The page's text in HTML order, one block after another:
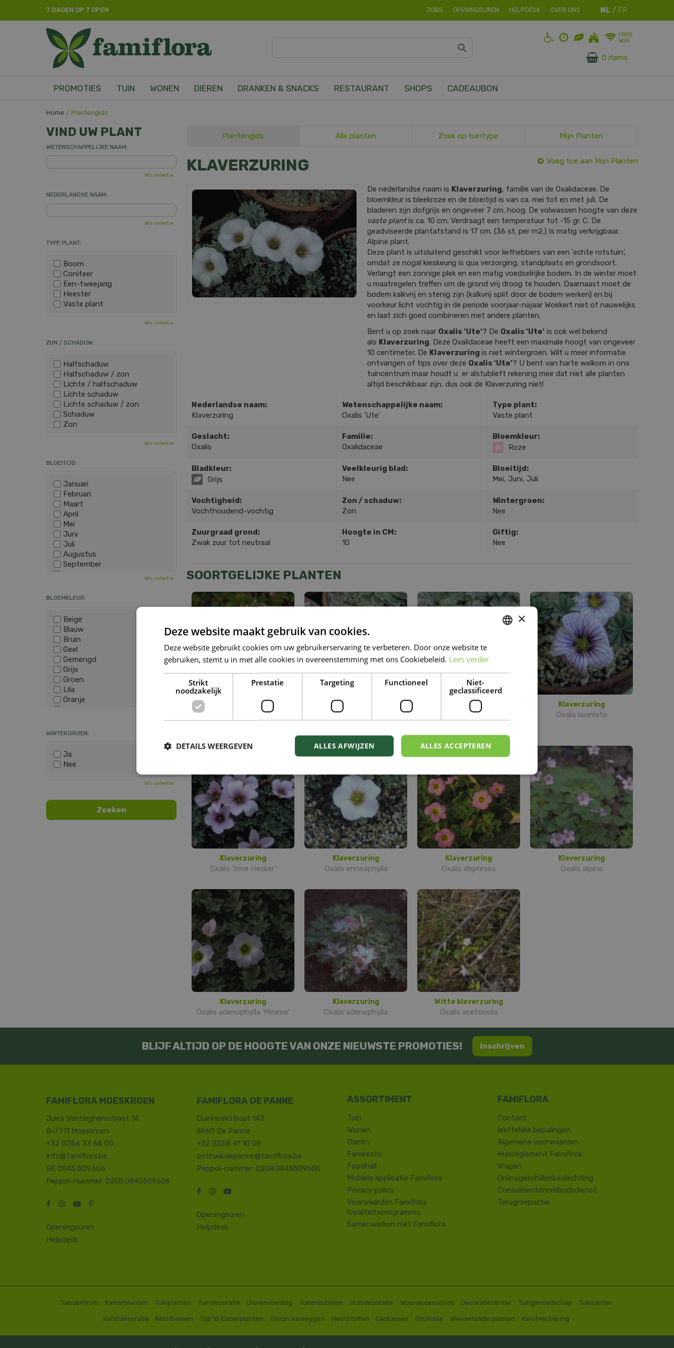
Home Plantengids
7 DAGEN OP 7 OPEN JOBS OPENINGSUREN HELPDESK OVER ONS
FREE
WIFI
0 items
PROMOTIES TUIN WONEN DIEREN DRANKEN & SNACKS RESTAURANT SHOPS CADEAUBON
Plantengids Alle planten Zoek op tuintype Mijn Planten
KLAVERZURING Voeg toe aan Mijn Planten
De nederlandse naam is Klaverzuring, familie van de Oxalidaceae. De
bloemkleur is bleekroze en de bloeitijd is van ca. mei tot en met juli. De
bladeren zijn dofgrijs en ongeveer 7 cm. hoog. De volwassen hoogte van deze
vaste plantis ca. 10 cm. Verdraagt een temperatuur tot -15 gr. C. De
geadviseerde plantafstand is 17 cm. (36 st. per m2.) Is matig verkrijgbaar.
Alpine plant.
Deze plant is uitsluitend geschikt voor liefhebbers van een 'echte rotstuin',
omdat ze nogal kieskeurig is qua verzorging, standplaats en grondsoort.
Verlangt een zonnige plek en een matig voedselrijke bodem. In de winter moet
u maatregelen treffen om de grond vrij droog te houden. Daarnaast moet de
bodem kalkvrij en stenig zijn (kalkvrij split door de bodem werken) en bij
voorkeur licht vochtig in de periode voorjaar-najaar Woekert niet of nauwelijks
en laat zich goed combineren met andere planten.
Bent u op zoek naar Oxalis 'Ute'? De Oxalis 'Ute' is ook wel bekend
als Klaverzuring. Deze Oxalidaceae heeft een maximale hoogt van ongeveer
10 centimeter. De Klaverzuring is niet wintergroen. Wilt u meer informatie
ontvangen of tips over deze Oxalis 'Ute'? U bent van harte welkom in ons
tuincentrum maar houdt u er alstublieft rekening mee dat niet alle planten
altijd beschikbaar zijn, dus ook de Klaverzuring niet!
Nederlandse naam:
Klaverzuring
Wetenschappelijke naam:
Oxalis 'Ute'
Type plant:
Vaste plant
Geslacht:
Oxalis
Familie:
Oxalidaceae
Bloemkleur:
Roze
Bladkleur:
Grijs
Veelkleurig blad:
Nee
Bloeitijd:
Mei, Juni, Juli
Vochtigheid:
Vochthoudend-vochtig
Zon / schaduw:
Zon
Wintergroen:
Nee
Zuurgraad grond:
Zwak zuur tot neutraal
Hoogte in CM:
10
Giftig:
Nee
SOORTGELIJKE PLANTEN
Geluksklavertje
Oxalis tetraphylla 'Iron
Klaverzuring
Oxalis 'Tina'
Klaverzuring
Oxalis patagonica
Klaverzuring
Oxalis laciniata
Klaverzuring
Oxalis 'Ione Hecker'
Klaverzuring
Oxalis enneaphylla
Klaverzuring
Oxalis depressa
Klaverzuring
Oxalis alpina
Klaverzuring
Oxalis adenophylla 'Minima'
Klaverzuring
Oxalis adenophylla
Witte klaverzuring
Oxalis acetosella
VIND UW PLANT
WETENSCHAPPELIJKE NAAM:
Wis selectie
NEDERLANDSE NAAM:
Wis selectie
TYPE PLANT:
Boom
Conifeer
Een-tweejarig
Heester
Vaste plant
Wis selectie
ZON / SCHADUW:
Halfschaduw
Halfschaduw / zon
Lichte / halfschaduw
Lichte schaduw
Lichte schaduw / zon
Schaduw
Zon
Wis selectie
BLOEITIJD:
Januari
Februari
Maart
April
Mei
Juni
Juli
Augustus
September
December
Wis selectie
BLOEMKLEUR:
Beige
Blauw
Bruin
Geel
Gemengd
Grijs
Groen
Lila
Oranje
Roze
Zwart
WINTERGROEN:
Ja
Nee
Wis selectie
BLIJF ALTIJD OP DE HOOGTE VAN ONZE NIEUWSTE PROMOTIES! Inschrijven
FAMIFLORA MOESKROEN
Jules Vantieghemstraat 14
B-7711 Moeskroen
+32 (0)56 33 66 00
info@famiflora.be
BE 0845.509.606
Peppol-nummer: 0208:0845509606
Openingsuren
Helpdesk
FAMIFLORA DE PANNE
Duinhoekstraat 143
8660 De Panne
+32 (0)58 41 10 08
onthaal.depanne@famiflora.be
Peppol-nummer: 0208:0845509606
Openingsuren
Helpdesk
Tuin
Wonen
Dieren
Famiresto
Foodhall
Mobiele applicatie Famiflora
Privacy policy
Voorwaarden Famiflora
loyaliteitsprogramma
Samenwerken met Famiflora
Contact
​Wettelijke bepalingen
Algemene voorwaarden
Huisreglement Famiflora
Vragen
Onlinegeschillenbeslechting
Consumentenombudsdienst
Terugroepactie
Tuincentrum Kamerplanten Tuinplanten Tuindecoratie Dierenvoeding Tuinmeubelen Huisdecoratie Woonaccessoires Decoratiecenter Tuingereedschap Tuincenter
Kerstdecoratie Kerstbomen Top 10 Kamerplanten Gazon Aanleggen Meststoffen Cactussen Orchidee Vleesetende planten Kerstversiering
×
Deze website maakt gebruik van cookies.
Deze website gebruikt cookies om uw gebruikerservaring te verbeteren. Door onze website te
gebruiken, stemt u in met alle cookies in overeenstemming met ons Cookiebeleid. Lees verder
Strikt
noodzakelijk
Prestatie Targeting Functioneel
Niet-
geclassificeerd
ALLES ACCEPTEREN
ALLES AFWIJZEN
DETAILS WEERGEVEN